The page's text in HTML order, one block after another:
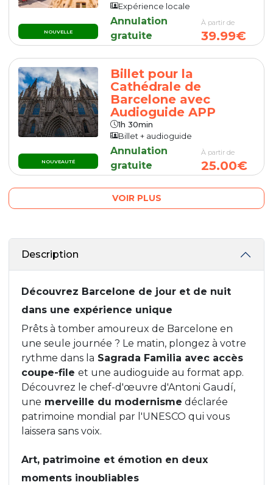
NOUVELLE
Expérience locale
Annulation
gratuite
À partir de
39.99€
NOUVEAUTÉ
Billet pour la
Cathédrale de
Barcelone avec
Audioguide APP
1h 30min
Billet + audioguide
Annulation
gratuite
À partir de
25.00€
VOIR PLUS
Description
Découvrez Barcelone de jour et de nuit
dans une expérience unique
Prêts à tomber amoureux de Barcelone en
une seule journée ? Le matin, plongez à votre
rythme dans la Sagrada Familia avec accès
coupe-file et une audioguide au format app.
Découvrez le chef-d'œuvre d'Antoni Gaudí,
une merveille du modernisme déclarée
patrimoine mondial par l'UNESCO qui vous
laissera sans voix.
Art, patrimoine et émotion en deux
moments inoubliables